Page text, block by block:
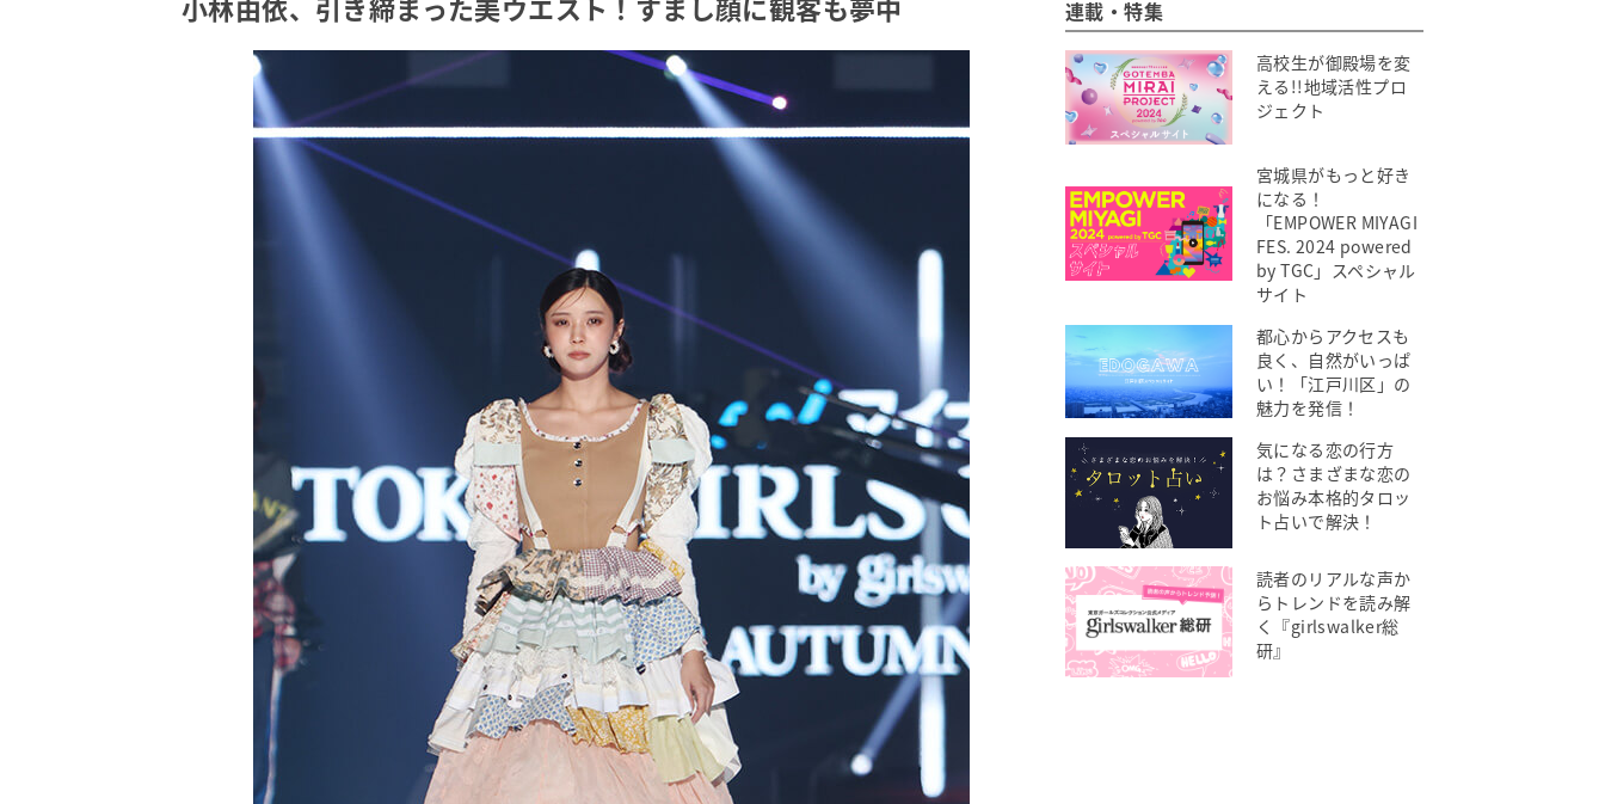
連載・特集
高校生が御殿場を変
える!!地域活性プロ
ジェクト
宮城県がもっと好き
になる！
「EMPOWER MIYAGI
FES. 2024 powered
by TGC」スペシャル
サイト
都心からアクセスも
良く、自然がいっぱ
い！「江戸川区」の
魅力を発信！
気になる恋の行方
は？さまざまな恋の
お悩み本格的タロッ
ト占いで解決！
読者のリアルな声か
らトレンドを読み解
く『girlswalker総
研』